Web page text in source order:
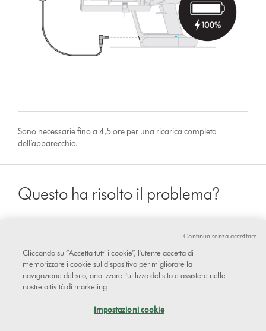
Sono necessarie fino a 4,5 ore per una ricarica completa
dell’apparecchio.
Questo ha risolto il problema?
No
Cliccando su “Accetta tutti i cookie”, l'utente accetta di
memorizzare i cookie sul dispositivo per migliorare la
navigazione del sito, analizzare l'utilizzo del sito e assistere nelle
nostre attività di marketing.
Impostazioni cookie
Continua senza accettare